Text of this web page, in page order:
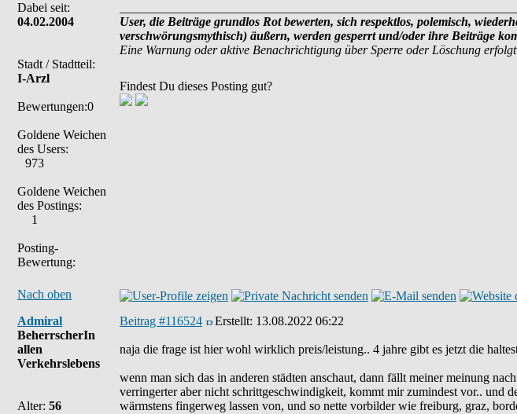
Dabei seit:
04.02.2004
Stadt / Stadtteil:
I-Arzl
Bewertungen:0
Goldene Weichen
des Users:
973
Goldene Weichen
des Postings:
1
Posting-
Bewertung:
User, die Beiträge grundlos Rot bewerten, sich respektlos, polemisch,
verschwörungsmythisch) äußern, werden gesperrt und/oder ihre Beiträge
Eine Warnung oder aktive Benachrichtigung über Sperre oder Löschung
Findest Du dieses Posting gut?
Nach oben
Admiral
BeherrscherIn
allen
Verkehrslebens
Alter: 56
Beitrag #116524 Erstellt: 13.08.2022 06:22
naja die frage ist hier wohl wirklich preis/leistung.. 4 jahre gibt es jetzt die
wenn man sich das in anderen städten anschaut, dann fällt meiner meinung
verringerter aber nicht schrittgeschwindigkeit, kommt mir zumindest vor.. und
wärmstens fingerweg lassen von, und so nette vorbilder wie freiburg, graz,